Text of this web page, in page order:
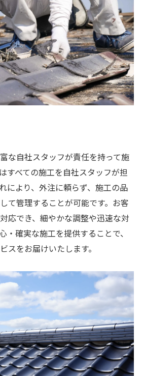
な自社スタッフが責任を持って施
すべての施工を自社スタッフが担
により、外注に頼らず、施工の品
て管理することが可能です。お客
応でき、細やかな調整や迅速な対
・確実な施工を提供することで、
スをお届けいたします。